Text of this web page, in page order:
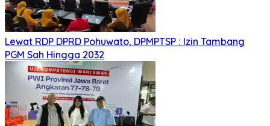
Lewat RDP DPRD Pohuwato, DPMPTSP : Izin Tambang
PGM Sah Hingga 2032